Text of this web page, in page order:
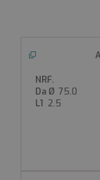
PVC-
75.0
2.5